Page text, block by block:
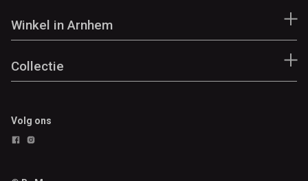
Winkel in Arnhem
Collectie
Volg ons